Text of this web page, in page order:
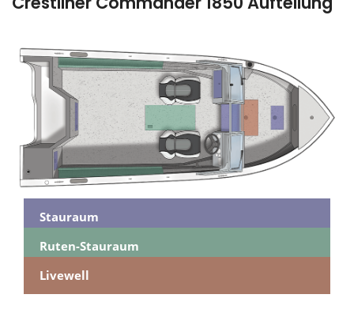
Stauraum
Ruten-Stauraum
Livewell